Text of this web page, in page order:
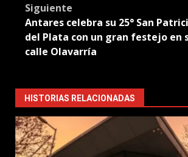
Siguiente
Antares celebra su 25° San
del Plata con un gran festejo en
calle Olavarría
HISTORIAS RELACIONADAS